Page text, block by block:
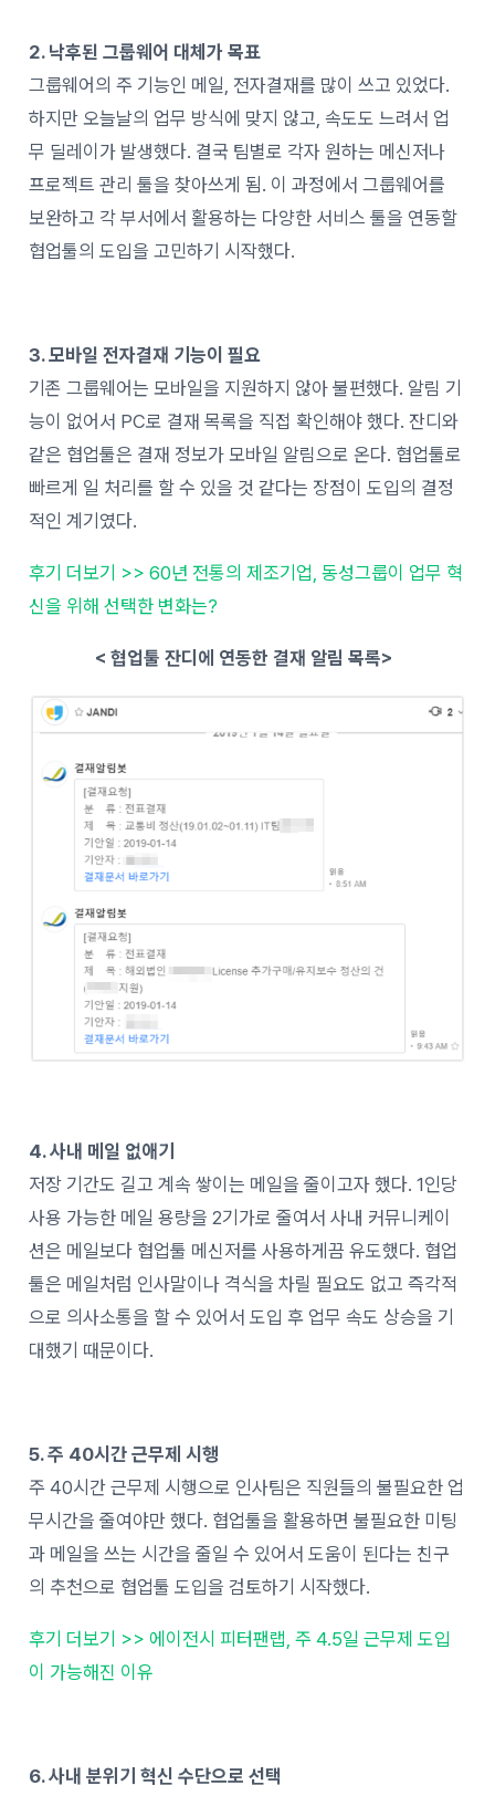
2. 낙후된 그룹웨어 대체가 목표
그룹웨어의 주 기능인 메일, 전자결재를 많이 쓰고 있었다.
하지만 오늘날의 업무 방식에 맞지 않고, 속도도 느려서 업
무 딜레이가 발생했다. 결국 팀별로 각자 원하는 메신저나
프로젝트 관리 툴을 찾아쓰게 됨. 이 과정에서 그룹웨어를
보완하고 각 부서에서 활용하는 다양한 서비스 툴을 연동할
협업툴의 도입을 고민하기 시작했다.
3. 모바일 전자결재 기능이 필요
기존 그룹웨어는 모바일을 지원하지 않아 불편했다. 알림 기
능이 없어서 PC로 결재 목록을 직접 확인해야 했다. 잔디와
같은 협업툴은 결재 정보가 모바일 알림으로 온다. 협업툴로
빠르게 일 처리를 할 수 있을 것 같다는 장점이 도입의 결정
적인 계기였다.
후기 더보기 >> 60년 전통의 제조기업, 동성그룹이 업무 혁
신을 위해 선택한 변화는?
< 협업툴 잔디에 연동한 결재 알림 목록>
4. 사내 메일 없애기
저장 기간도 길고 계속 쌓이는 메일을 줄이고자 했다. 1인당
사용 가능한 메일 용량을 2기가로 줄여서 사내 커뮤니케이
션은 메일보다 협업툴 메신저를 사용하게끔 유도했다. 협업
툴은 메일처럼 인사말이나 격식을 차릴 필요도 없고 즉각적
으로 의사소통을 할 수 있어서 도입 후 업무 속도 상승을 기
대했기 때문이다.
5. 주 40시간 근무제 시행
주 40시간 근무제 시행으로 인사팀은 직원들의 불필요한 업
무시간을 줄여야만 했다. 협업툴을 활용하면 불필요한 미팅
과 메일을 쓰는 시간을 줄일 수 있어서 도움이 된다는 친구
의 추천으로 협업툴 도입을 검토하기 시작했다.
후기 더보기 >> 에이전시 피터팬랩, 주 4.5일 근무제 도입
이 가능해진 이유
6. 사내 분위기 혁신 수단으로 선택